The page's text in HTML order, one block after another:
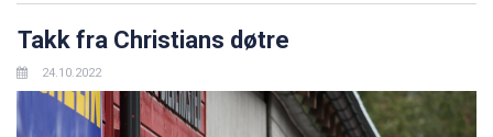
Takk fra Christians døtre
24.10.2022